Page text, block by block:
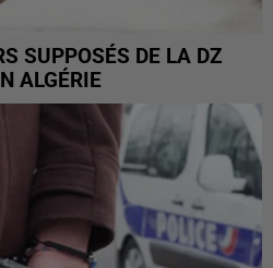
SUPPOSÉS DE LA DZ
ALGÉRIE